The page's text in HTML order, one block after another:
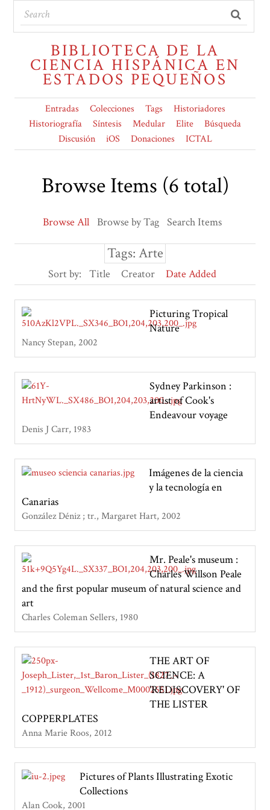
BIBLIOTECA DE LA
CIENCIA HISPÁNICA EN
ESTADOS PEQUEÑOS
Entradas Colecciones Tags
Historiadores
Historiografía
Síntesis Medular Elite
Búsqueda
Discusión
iOS Donaciones ICTAL
Browse Items (6 total)
Browse All Browse by Tag Search Items
Tags: Arte
Sort by: Title Creator Date Added
Picturing Tropical
Nature
Nancy Stepan 2002
Sydney Parkinson :
artist of Cook's
Endeavour voyage
Denis J Carr 1983
Imágenes de la ciencia
y la tecnología en
Canarias
González Déniz ; tr., Margaret Hart 2002
Mr. Peale's museum :
Charles Willson Peale
and the first popular museum of natural science and
art
Charles Coleman Sellers 1980
THE ART OF
SCIENCE: A
'REDISCOVERY' OF
THE LISTER
COPPERPLATES
Anna Marie Roos 2012
Pictures of Plants Illustrating Exotic
Collections
Alan Cook 2001